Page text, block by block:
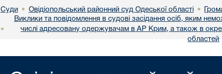
Суди • Овідіопольський районний суд Одеської області •
•
Виклики та повідомлення в судові засідання осіб, яким
числі адресовану одержувачам в АР Крим, а також в
областей